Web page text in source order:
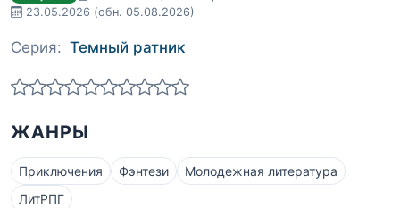
23.05.2026 (обн. 05.08.2026)
Серия: Темный ратник
ЖАНРЫ
Приключения Фэнтези
Молодежная литература
ЛитРПГ